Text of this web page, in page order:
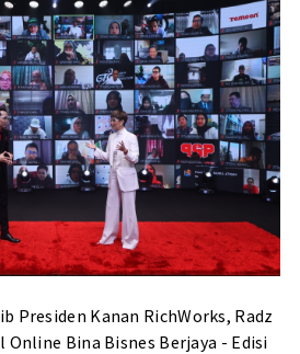
Presiden Kanan RichWorks, Radz
Bina Bisnes Berjaya - Edisi